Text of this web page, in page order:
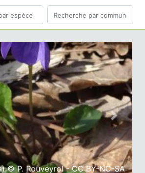
© P. Rouveyrol - CC BY-NC-SA
Next